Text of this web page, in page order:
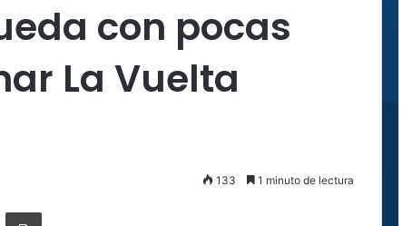
con pocas
La Vuelta
133 1 minuto de lectura
por correo electrónicoImprimir